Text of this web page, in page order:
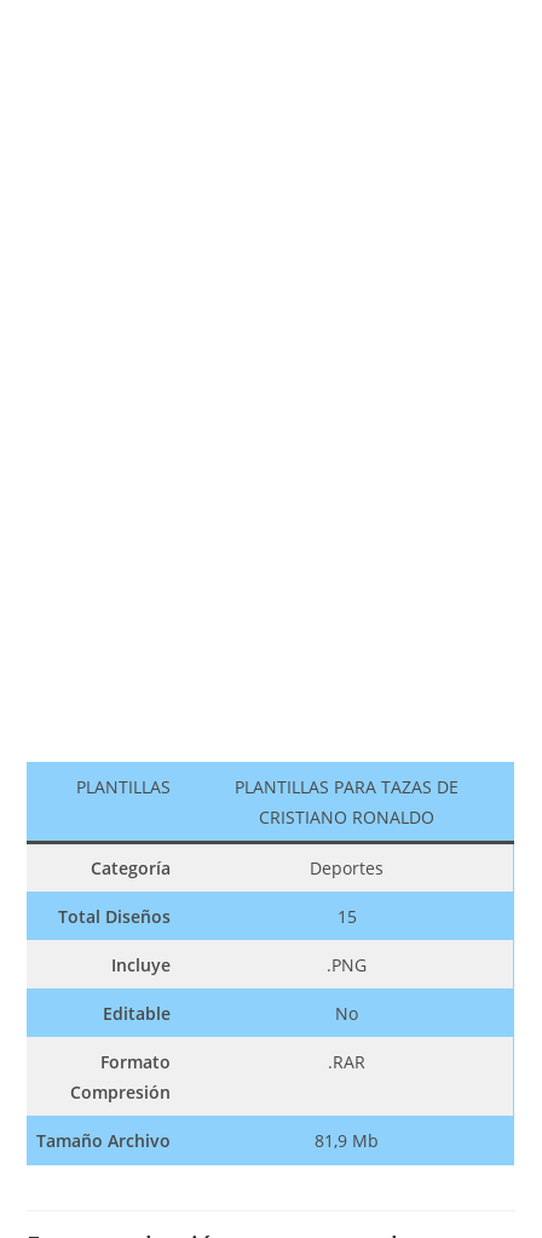
PLANTILLAS
PLANTILLAS PARA TAZAS DE
CRISTIANO RONALDO
Categoría Deportes
Total Diseños 15
Incluye .PNG
Editable No
Formato
Compresión
.RAR
Tamaño Archivo 81,9 Mb